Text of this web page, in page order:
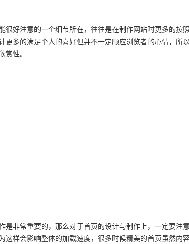
好注意的一个细节所在，往往是在制作网站时更多的按
多的满足个人的喜好但并不一定顺应浏览者的心情，所
赏性。
非常重要的，那么对于首页的设计与制作上，一定要注
样会影响整体的加载速度，很多时候精美的首页虽然内